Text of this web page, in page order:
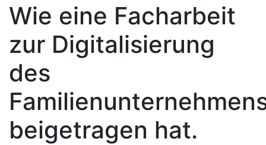
Wie eine Facharbeit
zur Digitalisierung
des
beigetragen hat.